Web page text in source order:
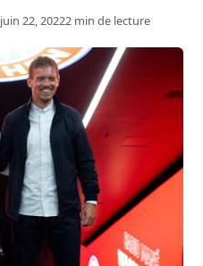
juin 22, 20222 min de lecture